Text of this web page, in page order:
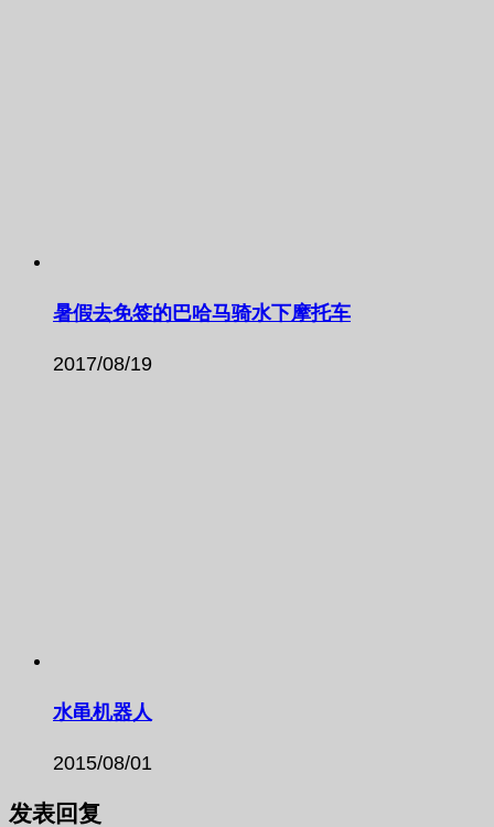
暑假去免签的巴哈马骑水下摩托车
2017/08/19
水黾机器人
2015/08/01
发表回复